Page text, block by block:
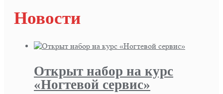
Новости
Открыт набор на курс
«Ногтевой сервис»